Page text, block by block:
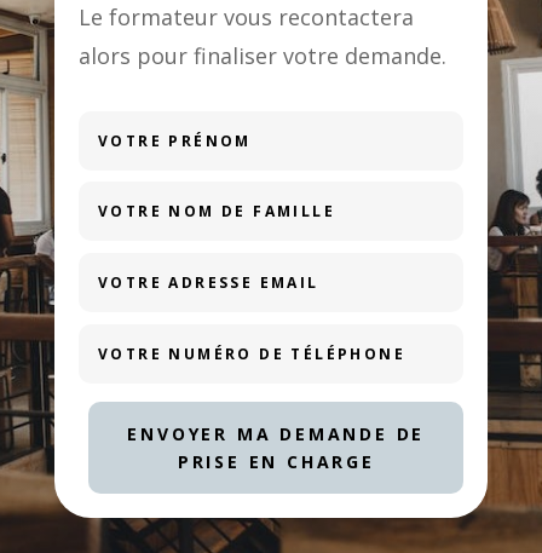
Le formateur vous recontactera
alors pour finaliser votre demande.
ENVOYER MA DEMANDE DE
PRISE EN CHARGE